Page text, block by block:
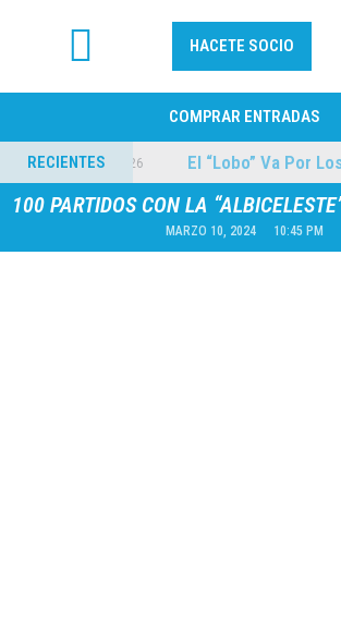
HACETE SOCIO
COMPRAR ENTRADAS
RECIENTES
04/08/2026 El “Lobo” Va Por
100 PARTIDOS CON LA
MARZO 10, 2024 10:45 PM